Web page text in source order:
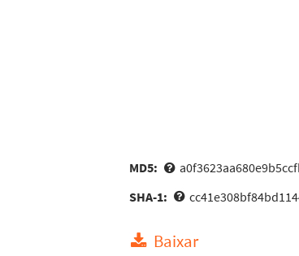
MD5:
SHA-1:
Baixar